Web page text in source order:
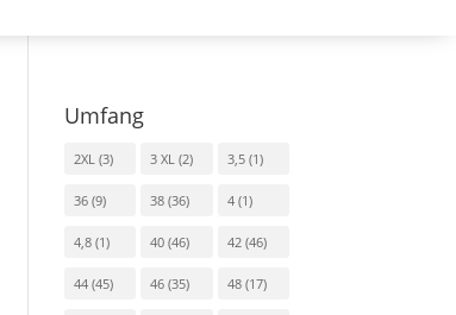
Umfang
2XL (3) 3 XL (2) 3,5 (1)
36 (9) 38 (36) 4 (1)
4,8 (1) 40 (46) 42 (46)
44 (45) 46 (35) 48 (17)